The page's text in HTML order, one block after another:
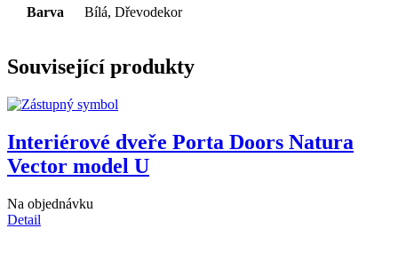
Barva Bílá, Dřevodekor
Související produkty
Interiérové dveře Porta Doors Natura
Vector model U
Na objednávku
Detail